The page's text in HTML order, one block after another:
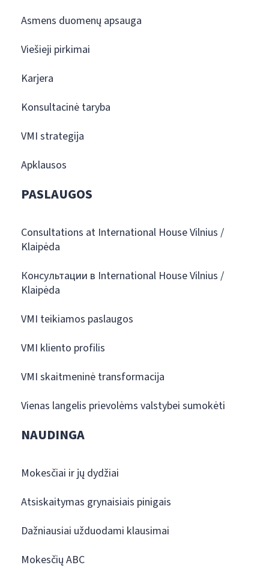
Asmens duomenų apsauga
Viešieji pirkimai
Karjera
Konsultacinė taryba
VMI strategija
Apklausos
PASLAUGOS
Consultations at International House Vilnius /
Klaipėda
Консультации в International House Vilnius /
Klaipėda
VMI teikiamos paslaugos
VMI kliento profilis
VMI skaitmeninė transformacija
Vienas langelis prievolėms valstybei sumokėti
NAUDINGA
Mokesčiai ir jų dydžiai
Atsiskaitymas grynaisiais pinigais
Dažniausiai užduodami klausimai
Mokesčių ABC